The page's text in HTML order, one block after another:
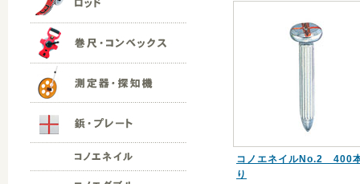
コノエネイルNo.2 400
り